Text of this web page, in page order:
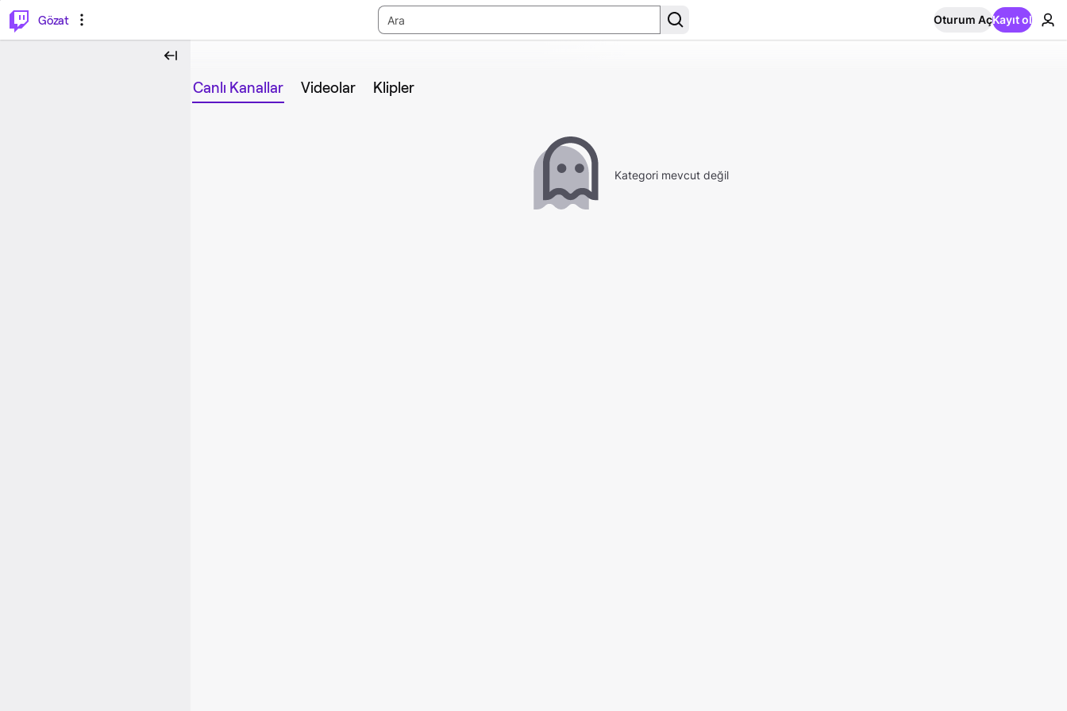
Gözat
Oturum AçKayıt ol
Canlı Kanallar Videolar Klipler
Kategori mevcut değil